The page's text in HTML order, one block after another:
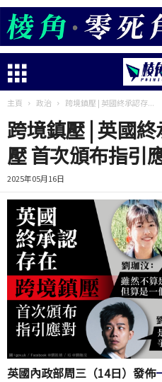
主頁 政治 跨境鎮壓 | 英國終承認存...
跨境鎮壓 | 英國
壓 首次頒布指引
2025年05月16日
英國內政部周三（14日）發佈